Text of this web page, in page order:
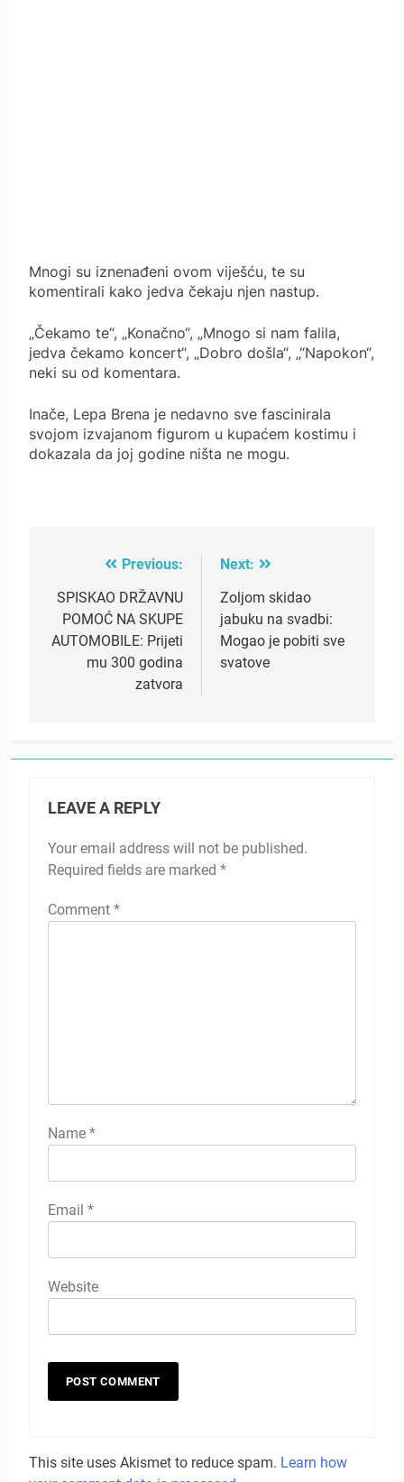
Mnogi su iznenađeni ovom viješću, te su
komentirali kako jedva čekaju njen nastup.
„Čekamo te“, „Konačno“, „Mnogo si nam falila,
jedva čekamo koncert“, „Dobro došla“, „“Napokon“,
neki su od komentara.
Inače, Lepa Brena je nedavno sve fascinirala
svojom izvajanom figurom u kupaćem kostimu i
dokazala da joj godine ništa ne mogu.
navigation
Previous:
SPISKAO DRŽAVNU
POMOĆ NA SKUPE
AUTOMOBILE: Prijeti
mu 300 godina
zatvora
Next:
Zoljom skidao
jabuku na svadbi:
Mogao je pobiti sve
svatove
LEAVE A REPLY
Your email address will not be published.
Required fields are marked *
Comment *
Name *
Email *
Website
This site uses Akismet to reduce spam. Learn how